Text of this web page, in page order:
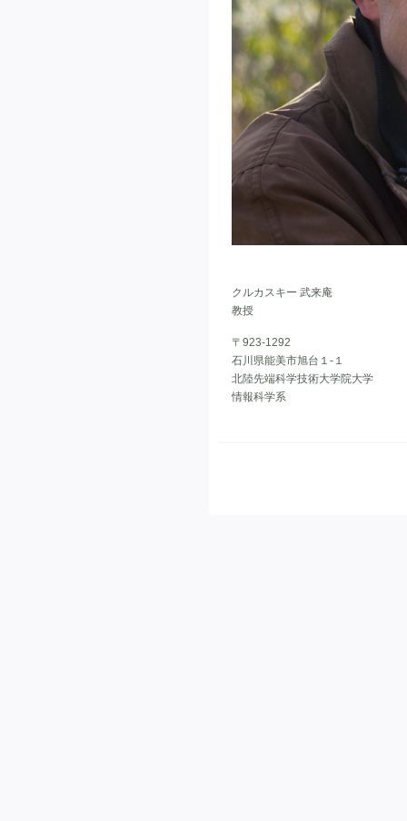
クルカスキー 武来庵
教授
〒923-1292
石川県能美市旭台１-１
北陸先端科学技術大学院大学
情報科学系